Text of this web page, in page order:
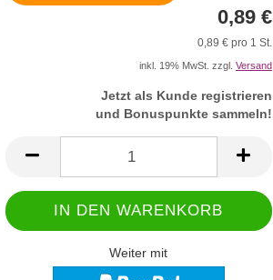
0,89 €
0,89 € pro 1 St.
inkl. 19% MwSt. zzgl. Versand
Jetzt als Kunde registrieren
und Bonuspunkte sammeln!
Weiter mit